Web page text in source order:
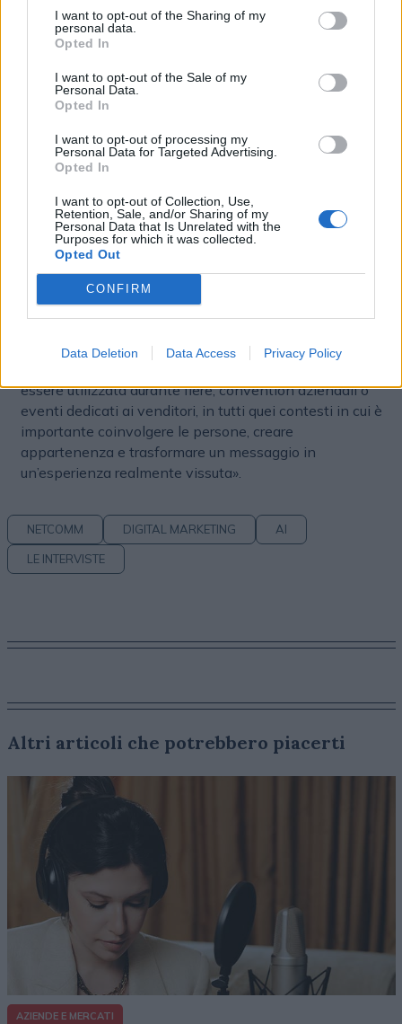
I want to opt-out of the Sharing of my
personal data.
Opted In
I want to opt-out of the Sale of my
Personal Data.
Opted In
I want to opt-out of processing my
Personal Data for Targeted Advertising.
Opted In
I want to opt-out of Collection, Use,
Retention, Sale, and/or Sharing of my
Personal Data that Is Unrelated with the
Purposes for which it was collected.
Opted Out
CONFIRM
Data Deletion Data Access Privacy Policy
comportamenti e preferenze in ambienti ibridi, fisici e
digitali. Possiamo sapere con quali contenuti le
tornano più spesso e quali esperienze generano più
attenzione. Inoltre possiamo guidare l’utente
completo e che restituiscono insight molto
interessanti sugli stili di vita e sulle preferenze».
Quali saranno i prossimi sviluppi di Frame?
«Frame è una piattaforma estremamente versatile e
abbiamo già iniziato a testarla anche fuori dal fashion.
Un’esperienza realizzata durante un evento di B Digital
sulla Costa Toscana ha mostrato ottimi risultati e ci ha
eventi e dell’intrattenimento. Le applicazioni possono
essere utilizzata durante fiere, convention aziendali o
eventi dedicati ai venditori, in tutti quei contesti in cui è
importante coinvolgere le persone, creare
appartenenza e trasformare un messaggio in
un’esperienza realmente vissuta».
NETCOMM DIGITAL MARKETING AI
LE INTERVISTE
Altri articoli che potrebbero piacerti
AZIENDE E MERCATI